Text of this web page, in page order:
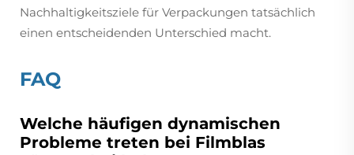
Nachhaltigkeitsziele für Verpackungen tatsächlich
einen entscheidenden Unterschied macht.
FAQ
Welche häufigen dynamischen
Probleme treten bei Filmblas